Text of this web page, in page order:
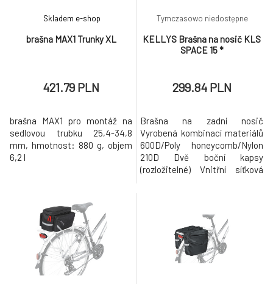
brašna MAX1 Trunky XL
Skladem e-shop
421.79 PLN
brašna MAX1 pro montáž na
sedlovou trubku 25,4-34,8
mm, hmotnost: 880 g, objem
6,2 l
KELLYS Brašna na nosič KLS
SPACE 15 *
Tymczasowo niedostępne
299.84 PLN
Brašna na zadní nosič
Vyrobená kombinací materiálů
600D/Poly honeycomb/Nylon
210D Dvě boční kapsy
(rozložitelné) Vnitřní síťková
osvětlení Upínání na nosič
pomocí suchého zipsu
Možnost uchycení ramenního
popruhu (součástí brašny)
Objem: 15 l Rozměry: 32,5